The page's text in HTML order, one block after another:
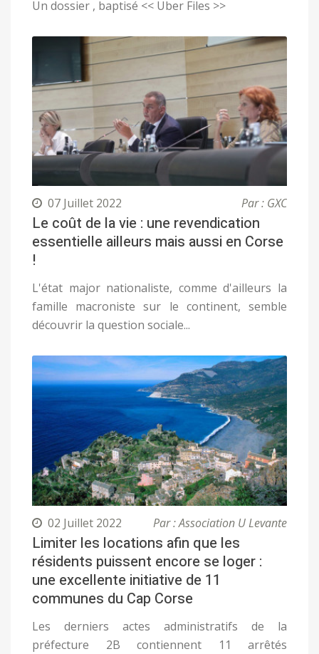
Un dossier , baptisé << Uber Files >>
07 Juillet 2022 Par : GXC
Le coût de la vie : une revendication
essentielle ailleurs mais aussi en Corse
!
L'état major nationaliste, comme d'ailleurs la
famille macroniste sur le continent, semble
découvrir la question sociale...
02 Juillet 2022 Par : Association U Levante
Limiter les locations afin que les
résidents puissent encore se loger :
une excellente initiative de 11
communes du Cap Corse
Les derniers actes administratifs de la
préfecture 2B contiennent 11 arrêtés